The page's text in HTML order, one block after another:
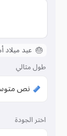
🎂 عيد ميلاد
طول مثالي
اختر الجودة